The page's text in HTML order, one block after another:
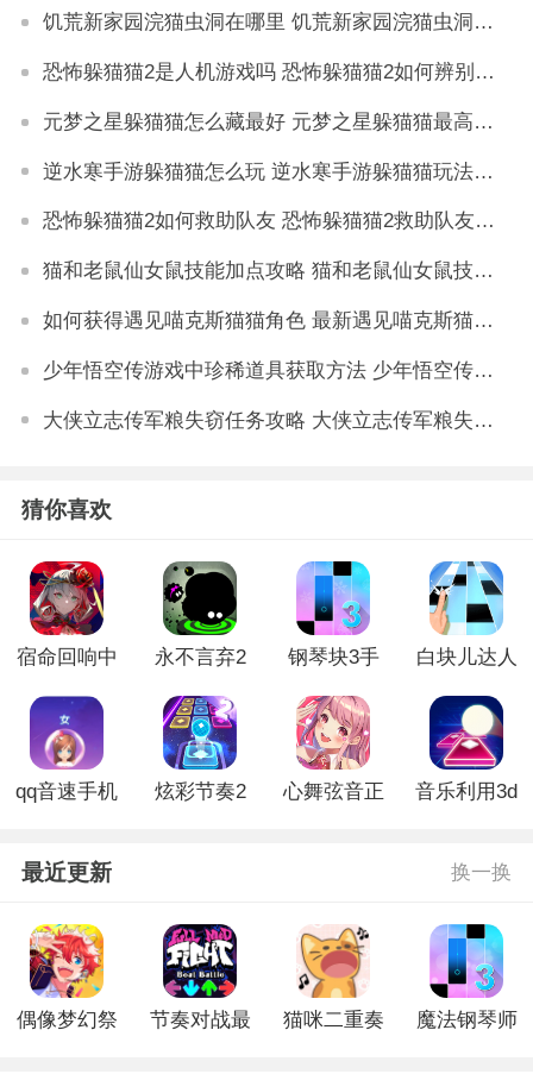
饥荒新家园浣猫虫洞在哪里 饥荒新家园浣猫虫洞如何进入
恐怖躲猫猫2是人机游戏吗 恐怖躲猫猫2如何辨别是人机还是真人玩家
元梦之星躲猫猫怎么藏最好 元梦之星躲猫猫最高级的隐蔽策略
逆水寒手游躲猫猫怎么玩 逆水寒手游躲猫猫玩法攻略
恐怖躲猫猫2如何救助队友 恐怖躲猫猫2救助队友攻略
猫和老鼠仙女鼠技能加点攻略 猫和老鼠仙女鼠技能怎么加
如何获得遇见喵克斯猫猫角色 最新遇见喵克斯猫猫解锁方式
少年悟空传游戏中珍稀道具获取方法 少年悟空传游戏珍稀道具如何获取
大侠立志传军粮失窃任务攻略 大侠立志传军粮失窃任务如何做
猜你喜欢
宿命回响中
永不言弃2
版
钢琴块3手
白块儿达人
qq音速手机
炫彩节奏2
心舞弦音正
音乐利用3d
最近更新 换一换
偶像梦幻祭
节奏对战最
猫咪二重奏
魔法钢琴师